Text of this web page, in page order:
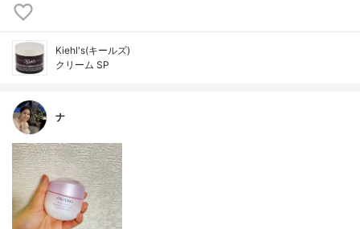
Kiehl's(キールズ)
クリーム SP
ナ